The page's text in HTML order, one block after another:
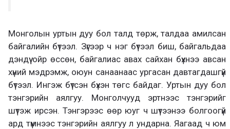
Монголын уртын дуу бол талд төрж, талдаа амилсан
байгалийн бүтээл. Зүгээр ч нэг бүтээл биш, байгальдаа
дэндүү ойр өссөн, байгалиас авах сайхан бүхнээ авсан
хүний мэдрэмж, оюун санаанаас ургасан давтагдашгүй
бүтээл. Ингэж бүтсэн бүхэн төгс байдаг. Уртын дуу бол
тэнгэрийн аялгуу. Монголчууд эртнээс тэнгэрийг
шүтэж ирсэн. Тэнгэрээс өөр юуг ч шүтээнээ болгоогүй
ард түмнээс тэнгэрийн аялгуу л ундарна. Яагаад ч юм